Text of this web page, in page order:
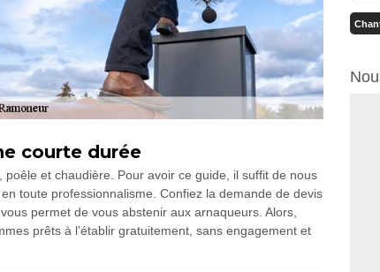
courte durée
et chaudière. Pour avoir ce guide, il suffit de nous
toute professionnalisme. Confiez la demande de devis
permet de vous abstenir aux arnaqueurs. Alors,
prêts à l’établir gratuitement, sans engagement et